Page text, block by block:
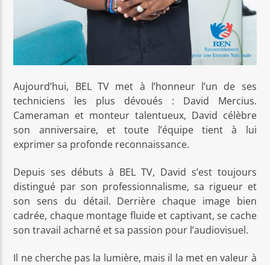
Aujourd’hui, BEL TV met à l’honneur l’un de ses
techniciens les plus dévoués : David Mercius.
Cameraman et monteur talentueux, David célèbre
son anniversaire, et toute l’équipe tient à lui
exprimer sa profonde reconnaissance.
Depuis ses débuts à BEL TV, David s’est toujours
distingué par son professionnalisme, sa rigueur et
son sens du détail. Derrière chaque image bien
cadrée, chaque montage fluide et captivant, se cache
son travail acharné et sa passion pour l’audiovisuel.
Il ne cherche pas la lumière, mais il la met en valeur à